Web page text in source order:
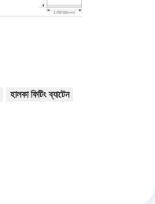
হালকা ফিটিং ব্যাটেন